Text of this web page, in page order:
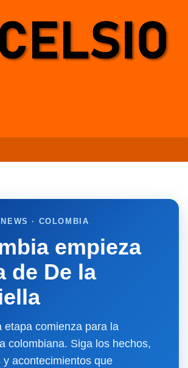
· COLOMBIA
empieza
de De la
etapa comienza para la
colombiana. Siga los hechos,
y acontecimientos que